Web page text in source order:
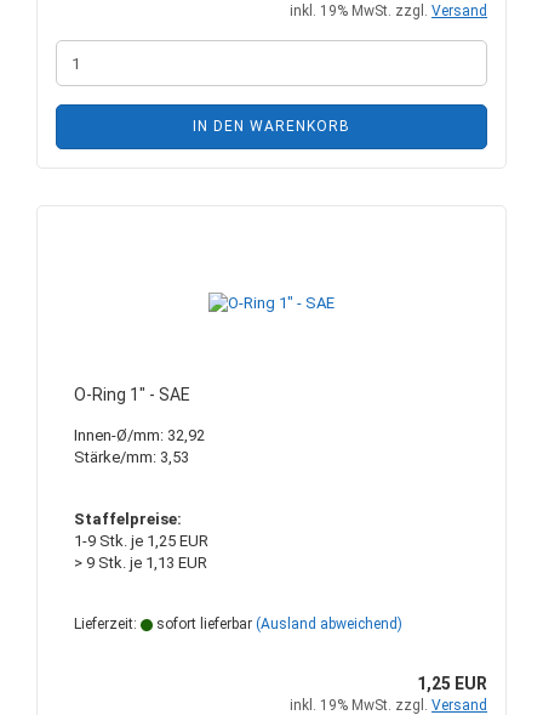
inkl. 19% MwSt. zzgl. Versand
IN DEN WARENKORB
O-Ring 1" - SAE
Innen-Ø/mm: 32,92
Stärke/mm: 3,53
Staffelpreise:
1-9 Stk. je 1,25 EUR
> 9 Stk. je 1,13 EUR
Lieferzeit: sofort lieferbar (Ausland abweichend)
1,25 EUR
inkl. 19% MwSt. zzgl. Versand